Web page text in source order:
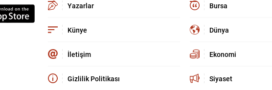
Yazarlar
Künye
İletişim
Gizlilik Politikası
Bursa
Dünya
Ekonomi
Siyaset